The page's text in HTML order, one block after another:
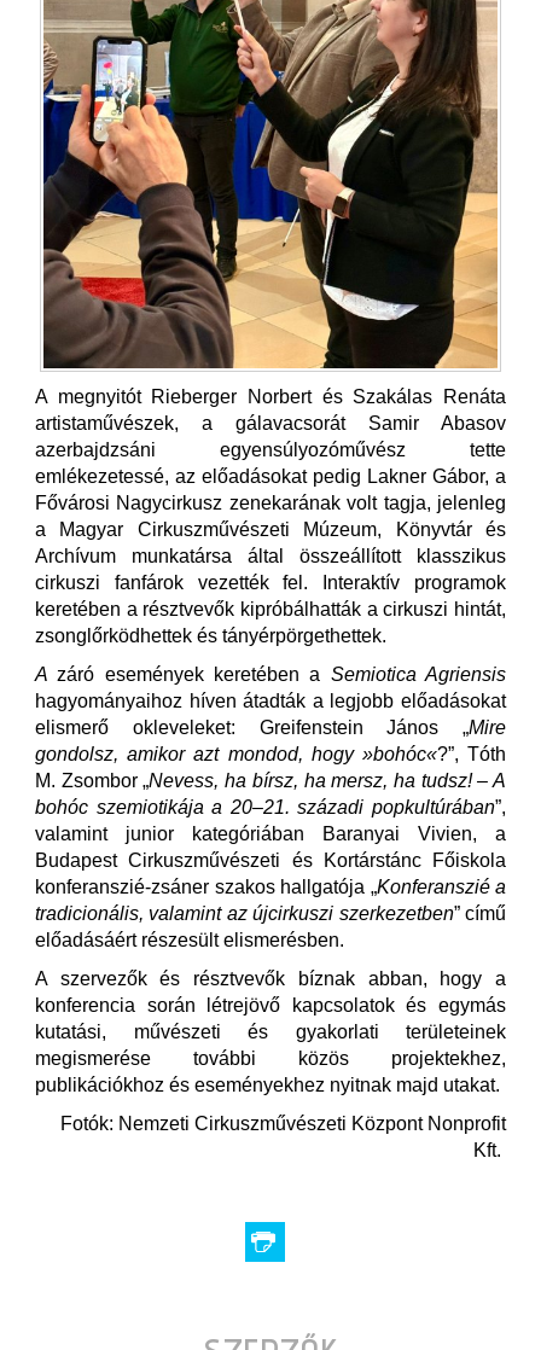
A megnyitót Rieberger Norbert és Szakálas Renáta
artistaművészek, a gálavacsorát Samir Abasov
azerbajdzsáni egyensúlyozóművész tette
emlékezetessé, az előadásokat pedig Lakner Gábor, a
Fővárosi Nagycirkusz zenekarának volt tagja, jelenleg
a Magyar Cirkuszművészeti Múzeum, Könyvtár és
Archívum munkatársa által összeállított klasszikus
cirkuszi fanfárok vezették fel. Interaktív programok
keretében a résztvevők kipróbálhatták a cirkuszi hintát,
zsonglőrködhettek és tányérpörgethettek.
Azáró események keretében a Semiotica Agriensis
hagyományaihoz híven átadták a legjobb előadásokat
elismerő okleveleket: Greifenstein János „Mire
gondolsz, amikor azt mondod, hogy »bohóc«?”, Tóth
M. Zsombor „Nevess, ha bírsz, ha mersz, ha tudsz! – A
bohóc szemiotikája a 20–21. századi popkultúrában”,
valamint junior kategóriában Baranyai Vivien, a
Budapest Cirkuszművészeti és Kortárstánc Főiskola
konferanszié-zsáner szakos hallgatója „Konferanszié a
tradicionális, valamint az újcirkuszi szerkezetben” című
előadásáért részesült elismerésben.
A szervezők és résztvevők bíznak abban, hogy a
konferencia során létrejövő kapcsolatok és egymás
kutatási, művészeti és gyakorlati területeinek
megismerése további közös projektekhez,
publikációkhoz és eseményekhez nyitnak majd utakat.
Fotók: Nemzeti Cirkuszművészeti Központ Nonprofit
Kft.